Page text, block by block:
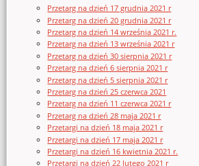
Przetarg na dzień 17 grudnia 2021 r
Przetarg na dzień 20 grudnia 2021 r
Przetarg na dzień 14 września 2021 r.
Przetarg na dzień 13 września 2021 r
Przetarg na dzień 30 sierpnia 2021 r
Przetarg na dzień 6 sierpnia 2021 r
Przetarg na dzień 5 sierpnia 2021 r
Przetarg na dzień 25 czerwca 2021
Przetarg na dzień 11 czerwca 2021 r
Przetarg na dzień 28 maja 2021 r
Przetargi na dzień 18 maja 2021 r
Przetargi na dzień 17 maja 2021 r
Przetargi na dzień 16 kwietnia 2021 r.
Przetargi na dzień 22 lutego 2021 r